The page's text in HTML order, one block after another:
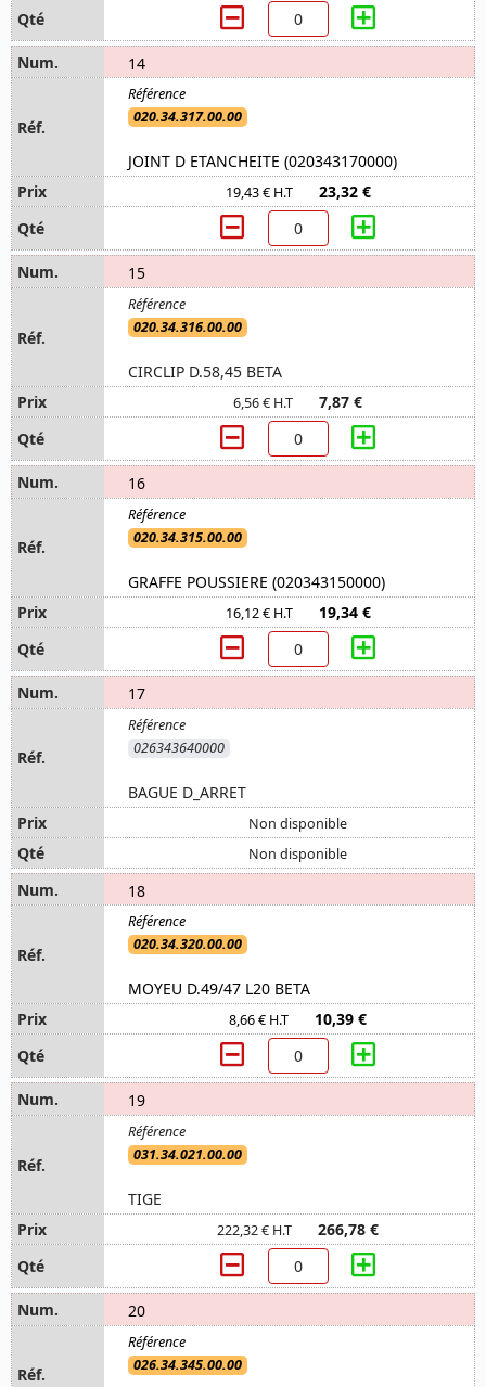
14
020.34.317.00.00
JOINT D ETANCHEITE (020343170000)
19,43 € H.T 23,32 €
15
020.34.316.00.00
CIRCLIP D.58,45 BETA
6,56 € H.T 7,87 €
16
020.34.315.00.00
GRAFFE POUSSIERE (020343150000)
16,12 € H.T 19,34 €
17
026343640000
BAGUE D_ARRET
Non disponible
Non disponible
18
020.34.320.00.00
MOYEU D.49/47 L20 BETA
8,66 € H.T 10,39 €
19
031.34.021.00.00
TIGE
222,32 € H.T 266,78 €
20
026.34.345.00.00